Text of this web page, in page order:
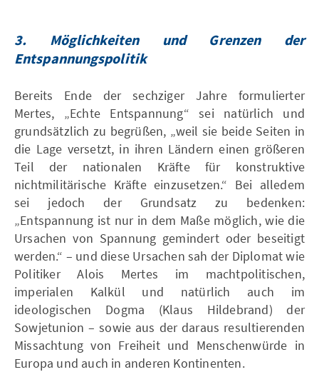
3. Möglichkeiten und Grenzen der
Entspannungspolitik
Bereits Ende der sechziger Jahre formulierter
Mertes, „Echte Entspannung“ sei natürlich und
grundsätzlich zu begrüßen, „weil sie beide Seiten in
die Lage versetzt, in ihren Ländern einen größeren
Teil der nationalen Kräfte für konstruktive
nichtmilitärische Kräfte einzusetzen.“ Bei alledem
sei jedoch der Grundsatz zu bedenken:
„Entspannung ist nur in dem Maße möglich, wie die
Ursachen von Spannung gemindert oder beseitigt
werden.“ – und diese Ursachen sah der Diplomat wie
Politiker Alois Mertes im machtpolitischen,
imperialen Kalkül und natürlich auch im
ideologischen Dogma (Klaus Hildebrand) der
Sowjetunion – sowie aus der daraus resultierenden
Missachtung von Freiheit und Menschenwürde in
Europa und auch in anderen Kontinenten.